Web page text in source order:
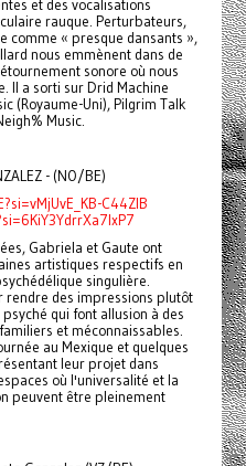
et des vocalisations
rauque. Perturbateurs,
comme « presque dansants »,
nous emmènent dans de
sonore où nous
Il a sorti sur Drid Machine
(Royaume-Uni), Pilgrim Talk
Music.
- (NO/BE)
C44ZIB
Gabriela et Gaute ont
artistiques respectifs en
singulière.
rendre des impressions plutôt
qui font allusion à des
et méconnaissables.
au Mexique et quelques
leur projet dans
où l'universalité et la
peuvent être pleinement